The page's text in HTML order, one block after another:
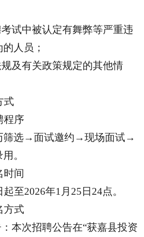
试中被认定有舞弊等严重违
人员；
及有关政策规定的其他情
式
程序
筛选→面试邀约→现场面试→
。
时间
起至2026年1月 25 日 24点。
方式
本次招聘公告在“获嘉县投资